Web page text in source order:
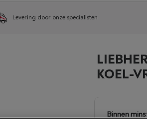
Levering door onze specialisten
KOEL-
Binnen